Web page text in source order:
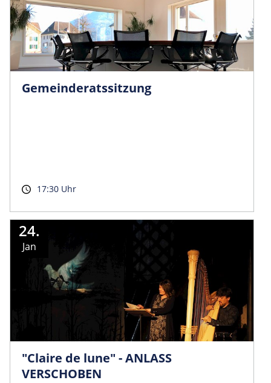
Gemeinder­atssitzung
17:30 Uhr
24.
Jan
"Claire de lune" - ANLASS
VERSCHOBEN